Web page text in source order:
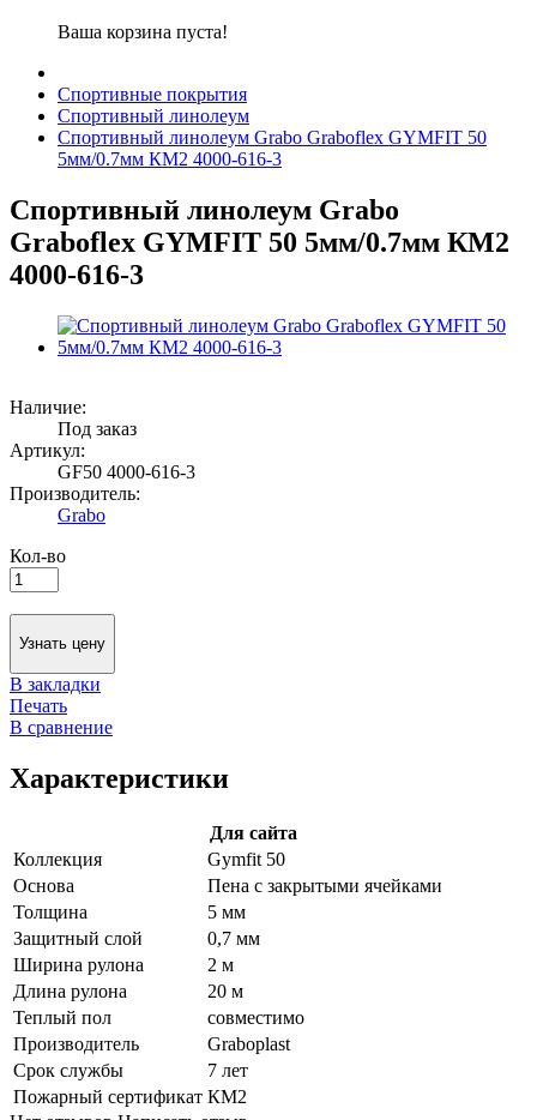
Ваша корзина пуста!
Спортивные покрытия
Спортивный линолеум
Спортивный линолеум Grabo Graboflex GYMFIT 50
5мм/0.7мм КМ2 4000-616-3
Спортивный линолеум Grabo
Graboflex GYMFIT 50 5мм/0.7мм КМ2
4000-616-3
Наличие:
Под заказ
Артикул:
GF50 4000-616-3
Производитель:
Grabo
Кол-во
Узнать цену
В закладки
Печать
В сравнение
Характеристики
Для сайта
Коллекция
Gymfit 50
Основа
Пена с закрытыми ячейками
Толщина
5 мм
Защитный слой
0,7 мм
Ширина рулона
2 м
Длина рулона
20 м
Теплый пол
совместимо
Производитель
Graboplast
Срок службы
7 лет
Пожарный сертификат КМ2